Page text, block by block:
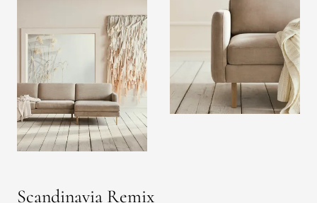
Scandinavia Remix